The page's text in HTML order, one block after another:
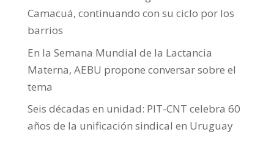
Camacuá, continuando con su ciclo por los
barrios
En la Semana Mundial de la Lactancia
Materna, AEBU propone conversar sobre el
tema
Seis décadas en unidad: PIT-CNT celebra 60
años de la unificación sindical en Uruguay